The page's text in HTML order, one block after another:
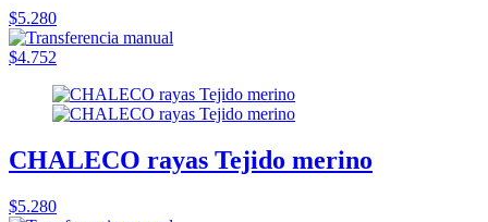
$5.280
$4.752
CHALECO rayas Tejido merino
$5.280